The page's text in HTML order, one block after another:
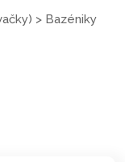
> Bazéniky